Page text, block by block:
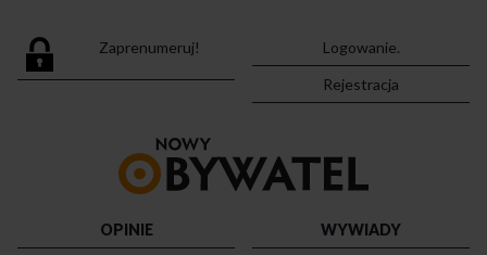
Zaprenumeruj!
Logowanie.
Rejestracja
strony
OPINIE
WYWIADY